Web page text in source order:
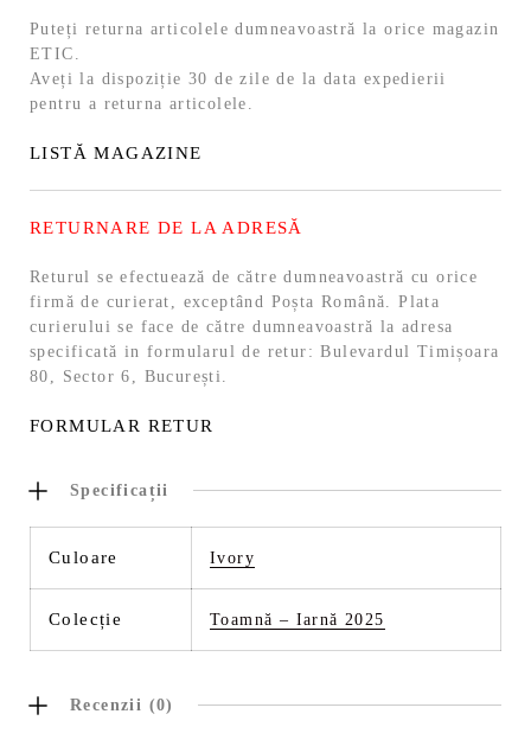
Puteți returna articolele dumneavoastră la orice magazin
ETIC.
Aveți la dispoziție 30 de zile de la data expedierii
pentru a returna articolele.
LISTĂ MAGAZINE
RETURNARE DE LA ADRESĂ
Returul se efectuează de către dumneavoastră cu orice
firmă de curierat, exceptând Poșta Română. Plata
curierului se face de către dumneavoastră la adresa
specificată in formularul de retur: Bulevardul Timișoara
80, Sector 6, București.
FORMULAR RETUR
Specificații
Culoare Ivory
Colecție Toamnă – Iarnă 2025
Recenzii (0)